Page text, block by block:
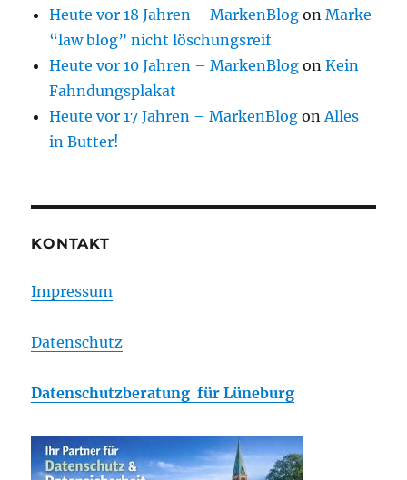
Heute vor 18 Jahren – MarkenBlog onMarke
“law blog” nicht löschungsreif
Heute vor 10 Jahren – MarkenBlog onKein
Fahndungsplakat
Heute vor 17 Jahren – MarkenBlog onAlles
in Butter!
KONTAKT
Impressum
Datenschutz
Datenschutzberatung für Lüneburg